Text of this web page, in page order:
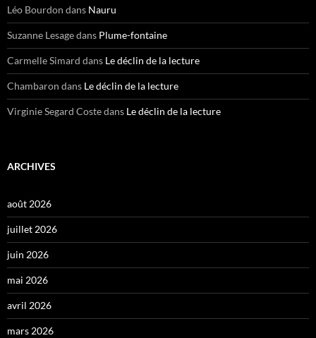
Léo Bourdon dans Nauru
Suzanne Lesagedans Plume-fontaine
Carmelle Simard dans Le déclin de la lecture
Chambaron dans Le déclin de la lecture
Virginie Segard Costedans Le déclin de la lecture
ARCHIVES
août 2026
juillet 2026
juin 2026
mai 2026
avril 2026
mars 2026